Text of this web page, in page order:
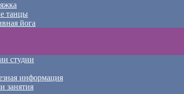
танцы
йога
студии
информация
занятия